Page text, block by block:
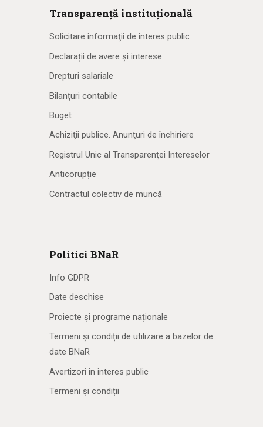
Transparență instituțională
Solicitare informaţii de interes public
Declarații de avere și interese
Drepturi salariale
Bilanțuri contabile
Buget
Achiziţii publice. Anunţuri de închiriere
Registrul Unic al Transparenţei Intereselor
Anticorupție
Contractul colectiv de muncă
Politici BNaR
Info GDPR
Date deschise
Proiecte și programe naționale
Termeni și condiții de utilizare a bazelor de
date BNaR
Avertizori în interes public
Termeni și condiții